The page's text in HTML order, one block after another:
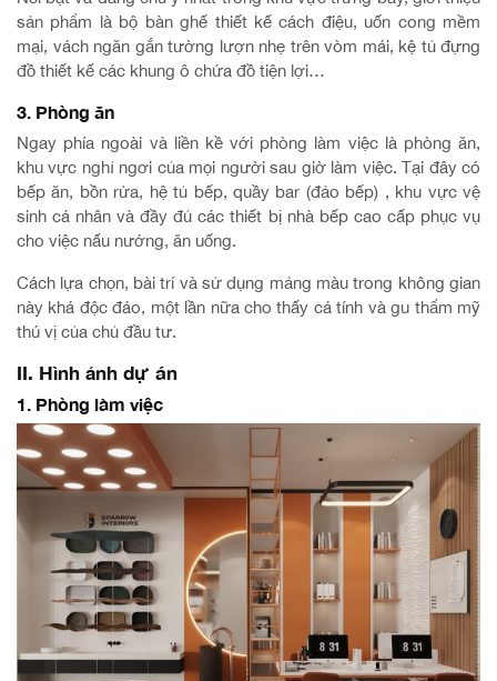
sản phẩm là bộ bàn ghế thiết kế cách điệu, uốn cong mềm
mại, vách ngăn gắn tường lượn nhẹ trên vòm mái, kệ tủ đựng
đồ thiết kế các khung ô chứa đồ tiện lợi…
3. Phòng ăn
Ngay phía ngoài và liền kề với phòng làm việc là phòng ăn,
khu vực nghỉ ngơi của mọi người sau giờ làm việc. Tại đây có
bếp ăn, bồn rửa, hệ tủ bếp, quầy bar (đảo bếp) , khu vực vệ
sinh cá nhân và đầy đủ các thiết bị nhà bếp cao cấp phục vụ
cho việc nấu nướng, ăn uống.
Cách lựa chọn, bài trí và sử dụng mảng màu trong không gian
này khá độc đáo, một lần nữa cho thấy cá tính và gu thẩm mỹ
thú vị của chủ đầu tư.
II. Hình ảnh dự án
1. Phòng làm việc